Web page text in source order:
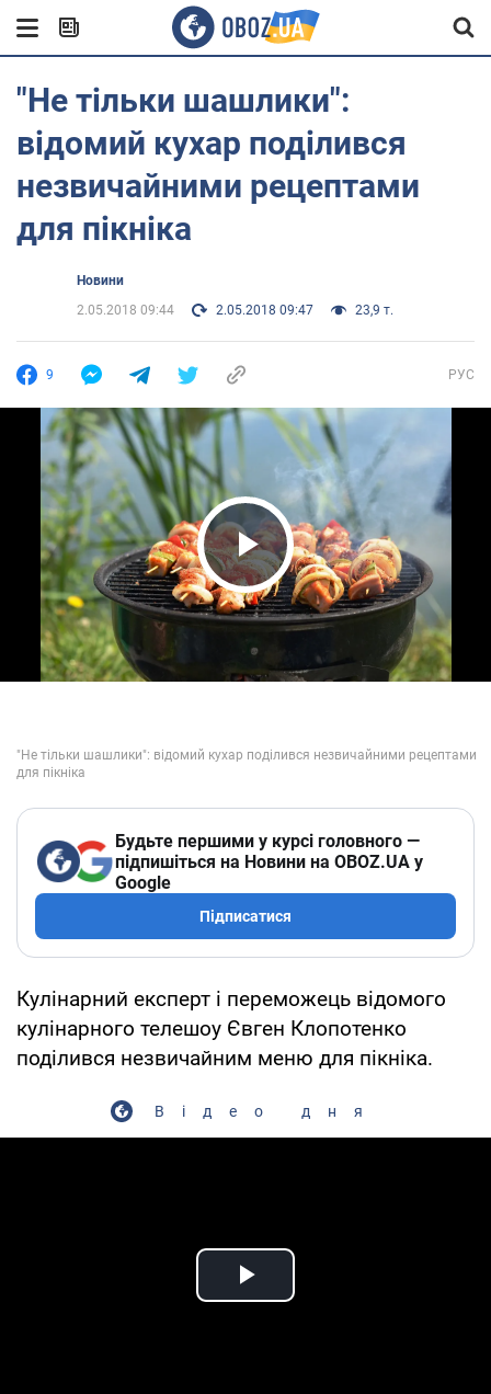
"Не тільки шашлики":
відомий кухар поділився
незвичайними рецептами
для пікніка
Новини
2.05.2018 09:44
2.05.2018 09:47 23,9 т.
9 РУС
Play Video
Будьте першими у курсі головного —
підпишіться на Новини на OBOZ.UA у
Google
Підписатися
Кулінарний експерт і переможець відомого
кулінарного телешоу Євген Клопотенко
поділився незвичайним меню для пікніка.
Відео дня
Play Video